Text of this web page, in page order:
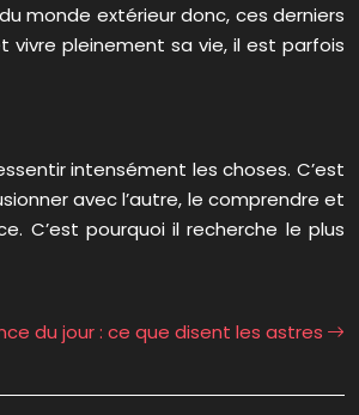
monde extérieur donc, ces derniers
vivre pleinement sa vie, il est parfois
intensément les choses. C’est
avec l’autre, le comprendre et
C’est pourquoi il recherche le plus
du jour : ce que disent les astres